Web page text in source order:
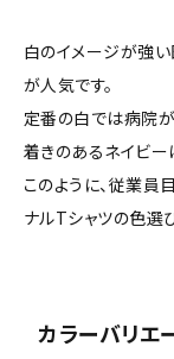
白のイメージが強
が人気です。
定番の白では病院
着きのあるネイビー
このように、従業員
ナルTシャツの色選
カラーバリエ